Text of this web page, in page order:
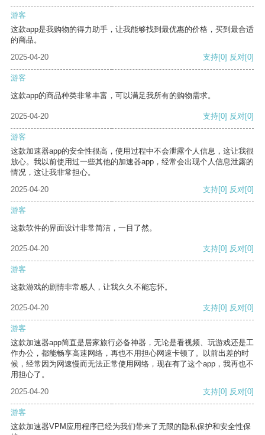
游客
这款app是我购物的得力助手，让我能够找到最优惠的价格，买到最合适
的商品。
2025-04-20
支持[0] 反对[0]
游客
这款app的商品种类非常丰富，可以满足我所有的购物需求。
2025-04-20 支持[0] 反对[0]
游客
这款加速器app的安全性很高，使用过程中不会泄露个人信息，这让我很
放心。我以前使用过一些其他的加速器app，经常会出现个人信息泄露的
情况，这让我非常担心。
2025-04-20
支持[0] 反对[0]
游客
这款软件的界面设计非常简洁，一目了然。
2025-04-20 支持[0] 反对[0]
游客
这款游戏的剧情非常感人，让我久久不能忘怀。
2025-04-20 支持[0] 反对[0]
游客
这款加速器app简直是居家旅行必备神器，无论是看视频、玩游戏还是工
作办公，都能畅享高速网络，再也不用担心网速卡顿了。以前出差的时
候，经常因为网速慢而无法正常使用网络，现在有了这个app，我再也不
用担心了。
2025-04-20
支持[0] 反对[0]
游客
这款加速器VPM应用程序已经为我们带来了无限的隐私保护和安全性保